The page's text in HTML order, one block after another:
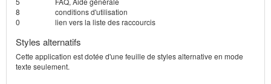
8
conditions d'utilisation
0
lien vers la liste des raccourcis
Styles alternatifs
Cette application est dotée d'une feuille de styles alternative en mode
texte seulement.